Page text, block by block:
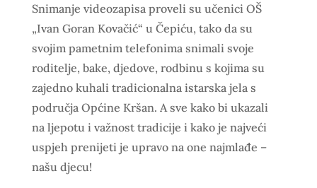
Snimanje videozapisa proveli su učenici OŠ
„Ivan Goran Kovačić“ u Čepiću, tako da su
svojim pametnim telefonima snimali svoje
roditelje, bake, djedove, rodbinu s kojima su
zajedno kuhali tradicionalna istarska jela s
područja Općine Kršan. A sve kako bi ukazali
na ljepotu i važnost tradicije i kako je najveći
uspjeh prenijeti je upravo na one najmlađe –
našu djecu!